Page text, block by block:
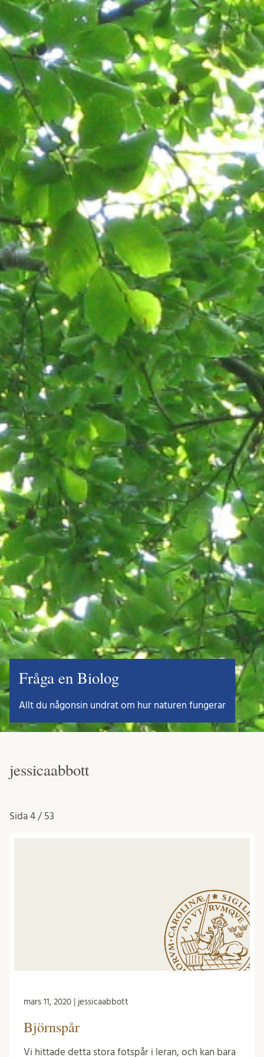
Fråga en Biolog
Allt du någonsin undrat om hur naturen fungerar
jessicaabbott
Sida 4 / 53
mars 11, 2020 | jessicaabbott
Björnspår
Vi hittade detta stora fotspår i leran, och kan bara